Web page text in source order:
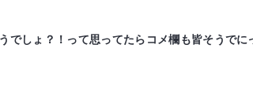
でしょ？！って思ってたらコメ欄も皆そうで